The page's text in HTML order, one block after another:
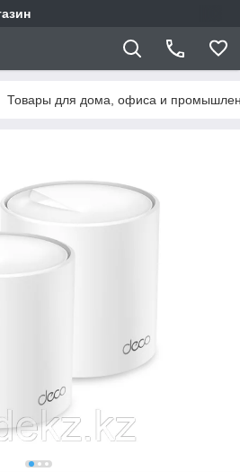
Товары для дома, офиса и